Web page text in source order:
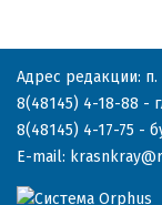
Адрес редакции:
8(48145) 4-18-88 -
8(48145) 4-17-75 -
E-mail: